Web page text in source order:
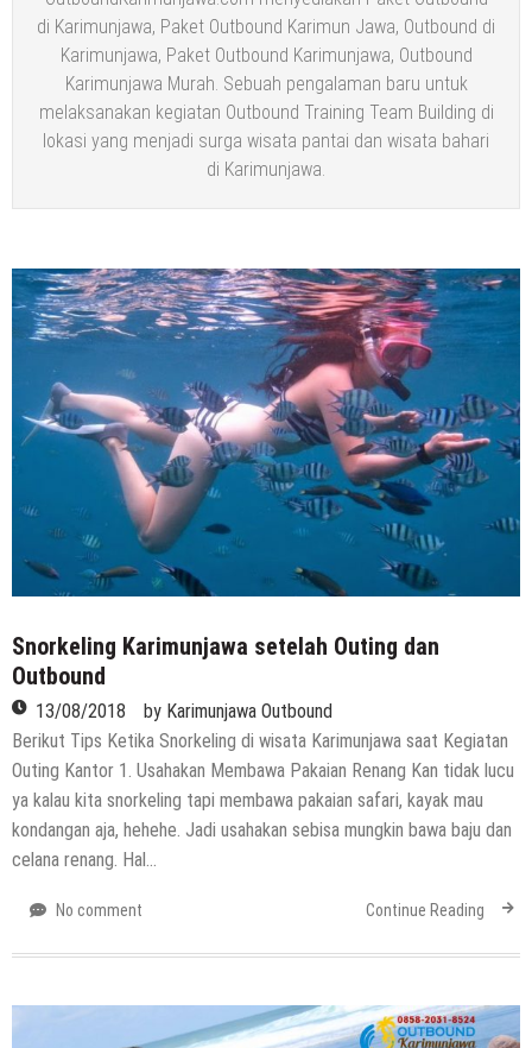
di Karimunjawa, Paket Outbound Karimun Jawa, Outbound di
Karimunjawa, Paket Outbound Karimunjawa, Outbound
Karimunjawa Murah. Sebuah pengalaman baru untuk
melaksanakan kegiatan Outbound Training Team Building di
lokasi yang menjadi surga wisata pantai dan wisata bahari
di Karimunjawa.
Snorkeling Karimunjawa setelah Outing dan
Outbound
13/08/2018 by Karimunjawa Outbound
Berikut Tips Ketika Snorkeling di wisata Karimunjawa saat Kegiatan
Outing Kantor 1. Usahakan Membawa Pakaian Renang Kan tidak lucu
ya kalau kita snorkeling tapi membawa pakaian safari, kayak mau
kondangan aja, hehehe. Jadi usahakan sebisa mungkin bawa baju dan
celana renang. Hal…
No comment Continue Reading